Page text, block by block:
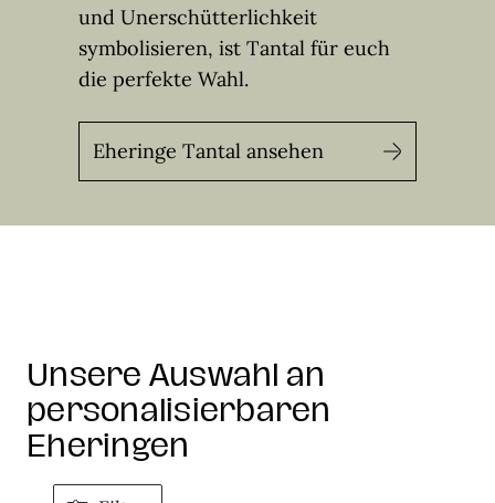
und Unerschütterlichkeit
symbolisieren, ist Tantal für euch
die perfekte Wahl.
Eheringe Tantal ansehen
Unsere Auswahl an
personalisierbaren
Eheringen